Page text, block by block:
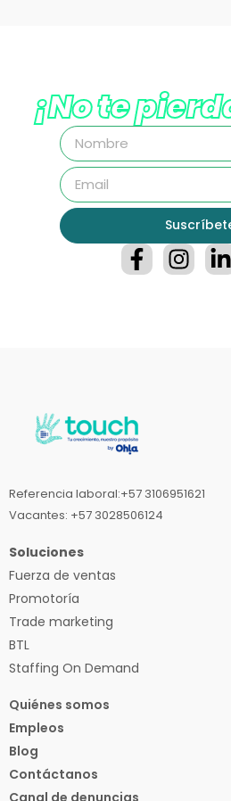
¡No te
Referencia laboral:+57 3106951621
Vacantes: +57 3028506124
Soluciones
Fuerza de ventas
Promotoría
Trade marketing
BTL
Staffing On Demand
Quiénes somos
Empleos
Blog
Contáctanos
Canal de denuncias